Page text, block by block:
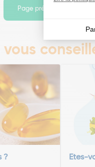
Page précédente
? Etes-